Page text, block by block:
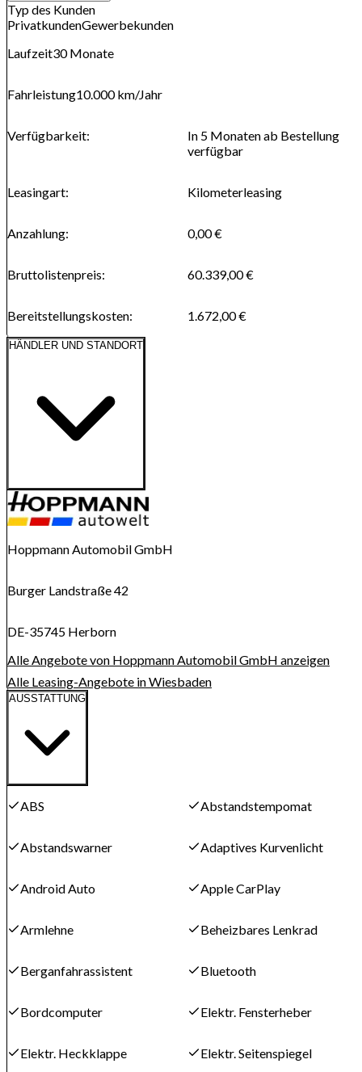
Typ des Kunden
PrivatkundenGewerbekunden
Laufzeit30 Monate
Fahrleistung10.000 km/Jahr
Verfügbarkeit:
In 5 Monaten ab Bestellung
verfügbar
Leasingart: Kilometerleasing
Anzahlung: 0,00 €
Bruttolistenpreis: 60.339,00 €
Bereitstellungskosten: 1.672,00 €
HÄNDLER UND STANDORT
Karte wird geladen...
Route anzeigen
Hoppmann Automobil GmbH
Burger Landstraße 42
DE-35745 Herborn
Alle Angebote von Hoppmann Automobil GmbH anzeigen
Alle Leasing-Angebote in Wiesbaden
AUSSTATTUNG
ABS Abstandstempomat
Abstandswarner Adaptives Kurvenlicht
Android Auto Apple CarPlay
Armlehne Beheizbares Lenkrad
Berganfahrassistent Bluetooth
Bordcomputer Elektr. Fensterheber
Elektr. Heckklappe Elektr. Seitenspiegel